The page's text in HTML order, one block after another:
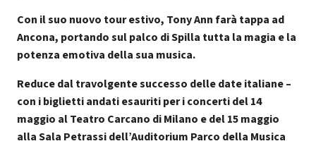
Con il suo nuovo tour estivo, Tony Ann farà tappa ad
Ancona, portando sul palco di Spilla tutta la magia e la
potenza emotiva della sua musica.
Reduce dal travolgente successo delle date italiane –
con i biglietti andati esauriti per i concerti del 14
maggio al Teatro Carcano di Milano e del 15 maggio
alla Sala Petrassi dell’Auditorium Parco della Musica